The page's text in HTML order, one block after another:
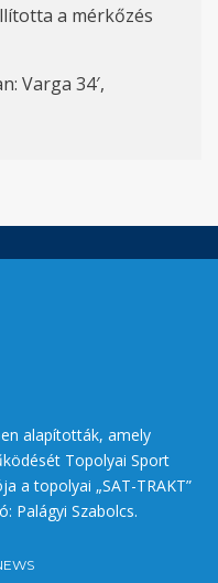
a mérkőzés
Varga 34′,
alapították, amely
Topolyai Sport
a topolyai „SAT-TRAKT”
Palágyi Szabolcs.